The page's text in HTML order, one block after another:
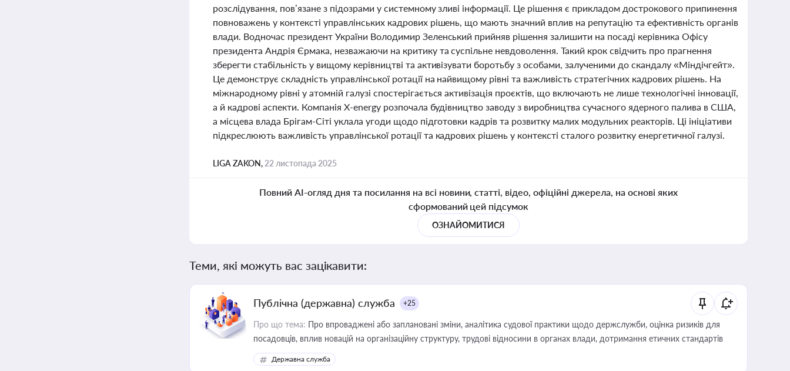
розслідування, пов’язане з підозрами у системному зливі інформації. Це рішення є прикладом дострокового припинення
повноважень у контексті управлінських кадрових рішень, що мають значний вплив на репутацію та ефективність органів
влади. Водночас президент України Володимир Зеленський прийняв рішення залишити на посаді керівника Офісу
президента Андрія Єрмака, незважаючи на критику та суспільне невдоволення. Такий крок свідчить про прагнення
зберегти стабільність у вищому керівництві та активізувати боротьбу з особами, залученими до скандалу «Міндічгейт».
Це демонструє складність управлінської ротації на найвищому рівні та важливість стратегічних кадрових рішень. На
міжнародному рівні у атомній галузі спостерігається активізація проєктів, що включають не лише технологічні інновації,
а й кадрові аспекти. Компанія X-energy розпочала будівництво заводу з виробництва сучасного ядерного палива в США,
а місцева влада Брігам-Сіті уклала угоди щодо підготовки кадрів та розвитку малих модульних реакторів. Ці ініціативи
підкреслюють важливість управлінської ротації та кадрових рішень у контексті сталого розвитку енергетичної галузі.
LIGA ZAKON, 22 листопада 2025
Повний AI-огляд дня та посилання на всі новини, статті, відео, офіційні джерела, на основі яких
сформований цей підсумок
ОЗНАЙОМИТИСЯ
Теми, які можуть вас зацікавити:
Публічна (державна) служба +25
Про що тема: Про впроваджені або заплановані зміни, аналітика судової практики щодо держслужби, оцінка ризиків для
посадовців, вплив новацій на організаційну структуру, трудові відносини в органах влади, дотримання етичних стандартів
Державна служба